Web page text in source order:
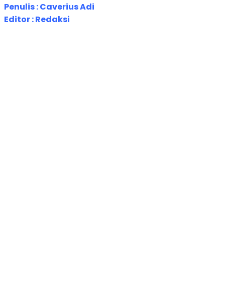
Penulis : Caverius Adi
Editor : Redaksi